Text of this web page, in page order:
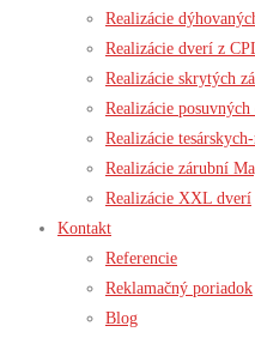
Realizácie
Realizácie dverí z
Realizácie skrytých
Realizácie
Realizácie
Realizácie zárubní
Realizácie XXL dverí
Kontakt
Referencie
Reklamačný poriadok
Blog